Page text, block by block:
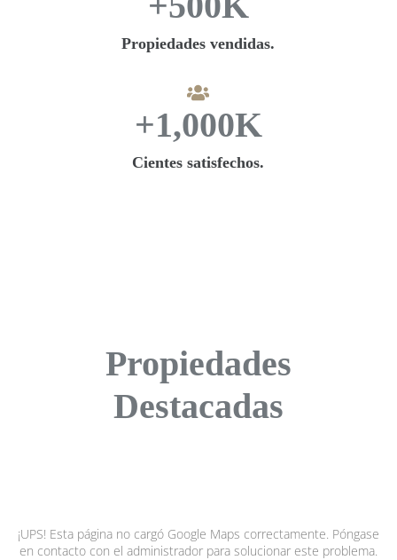
Propiedades vendidas.
Cientes satisfechos.
+1,000K
Propiedades
Destacadas
¡UPS! Esta página no cargó Google Maps correctamente. Póngase
en contacto con el administrador para solucionar este problema.